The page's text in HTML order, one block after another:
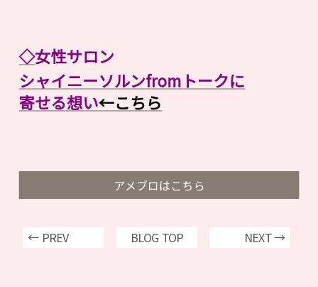
◇女性サロン
シャイニーソルンfromトークに
寄せる想い←こちら
アメブロはこちら
← PREV BLOG TOP NEXT →